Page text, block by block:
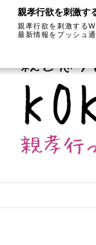
カテゴリー イ
親孝行欲を刺激する
最新情報をプッシュ